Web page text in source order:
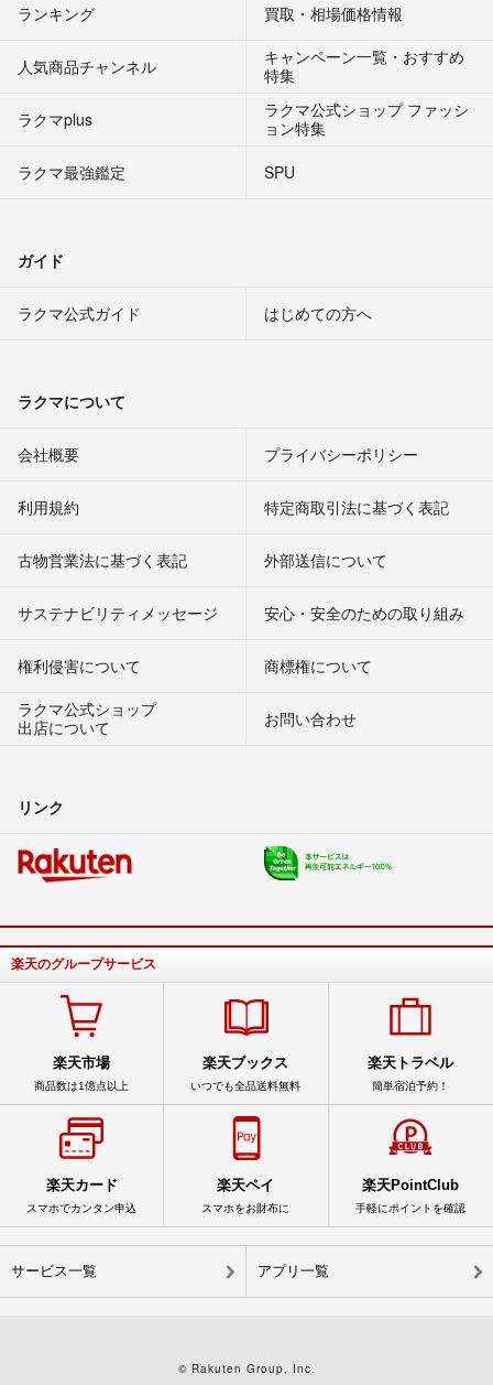
ランキング 買取・相場価格情報
人気商品チャンネル
キャンペーン一覧・おすすめ
特集
ラクマplus
ラクマ公式ショップ ファッシ
ョン特集
ラクマ最強鑑定
SPU
ガイド
ラクマ公式ガイド はじめての方へ
ラクマについて
会社概要 プライバシーポリシー
利用規約 特定商取引法に基づく表記
古物営業法に基づく表記 外部送信について
サステナビリティメッセージ 安心・安全のための取り組み
権利侵害について
商標権について
ラクマ公式ショップ
出店について
お問い合わせ
リンク
楽天のグループサービス
楽天市場
商品数は1億点以上
楽天ブックス
いつでも全品送料無料
楽天トラベル
簡単宿泊予約！
楽天カード
スマホでカンタン申込
楽天ペイ
スマホをお財布に
楽天PointClub
手軽にポイントを確認
サービス一覧 アプリ一覧
© Rakuten Group, Inc.